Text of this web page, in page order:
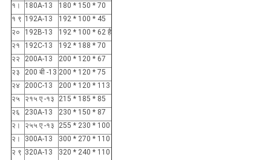
१।
180A-13
180 * 150 * 70
१ ९ 192A-13
192 * 100 * 45
२०
192B-13
192 * 100 * 62 है
२१
192C-13
192 * 188 * 70
२२
200A-13
200 * 120 * 67
२३
200 बी -13 200 * 120 * 75
२४
200C-13
200 * 120 * 113
२५
२१५ ए -१३
215 * 185 * 85
२६
230A-13
230 * 150 * 87
२।
२५५ ए -१३
255 * 230 * 100
२।
300A-13
300 * 270 * 110
२ ९ 320A-13
320 * 240 * 110